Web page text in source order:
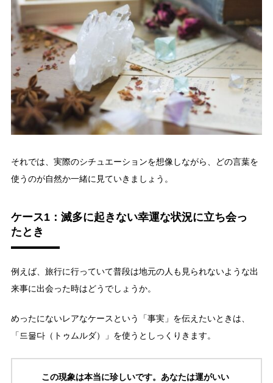
それでは、実際のシチュエーションを想像しながら、どの言葉を
使うのが自然か一緒に見ていきましょう。
ケース1：滅多に起きない幸運な状況に立ち会っ
たとき
例えば、旅行に行っていて普段は地元の人も見られないような出
来事に出会った時はどうでしょうか。
めったにないレアなケースという「事実」を伝えたいときは、
「드물다（トゥムルダ）」を使うとしっくりきます。
この現象は本当に珍しいです。あなたは運がいい